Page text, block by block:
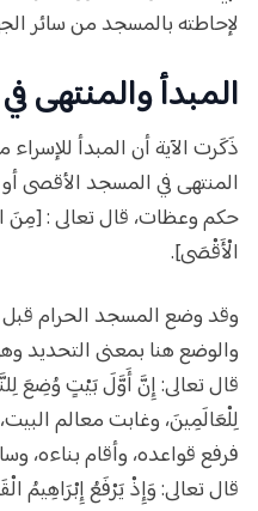
لإحاطته بالمسجد من سائر
المبدأ والمنتهى
ذَكَرت الآية أن المبدأ
المنتهى في المسجد الأقصى
حكم وعظات، قال تعالى : [مِنَ
الْأَقْصَى].
وقد وضع المسجد الحرام
والوضع هنا بمعنى التحديد
قال تعالى: إِنَّ أَوَّلَ بَيْتٍ وُضِعَ
لِلْعَالَمِينَ، وغابت معالم
فرفع قواعده، وأقام بناءه،
قال تعالى: وَإِذْ يَرْفَعُ إِبْرَاهِيمُ